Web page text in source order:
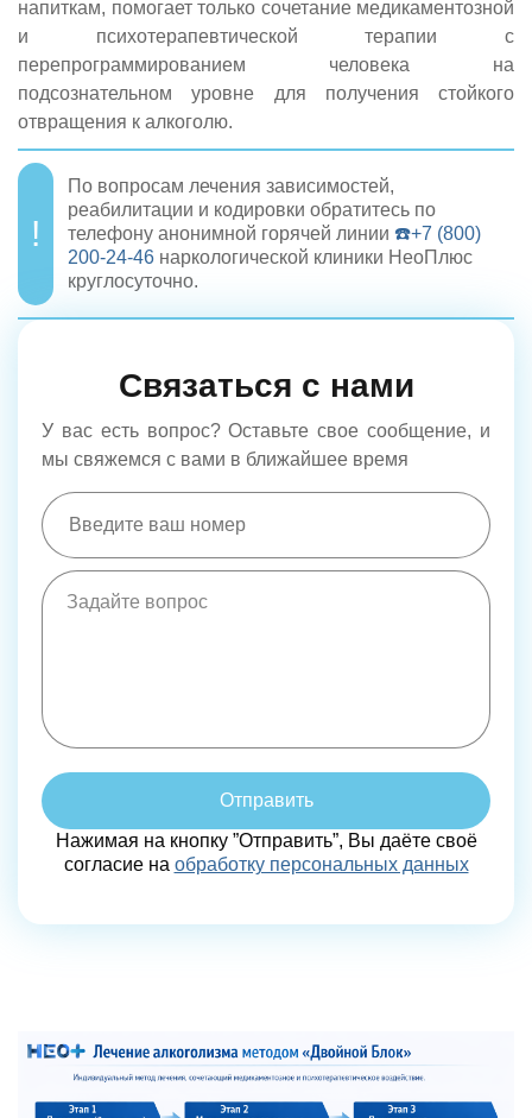
напиткам, помогает только сочетание медикаментозной
и психотерапевтической терапии с
перепрограммированием человека на
подсознательном уровне для получения стойкого
отвращения к алкоголю.
По вопросам лечения зависимостей,
реабилитации и кодировки обратитесь по
телефону анонимной горячей линии ☎️+7 (800)
200-24-46 наркологической клиники НеоПлюс
круглосуточно.
Связаться с нами
У вас есть вопрос? Оставьте свое сообщение, и
мы свяжемся с вами в ближайшее время
Отправить
Нажимая на кнопку ”Отправить”, Вы даёте своё
согласие на обработку персональных данных